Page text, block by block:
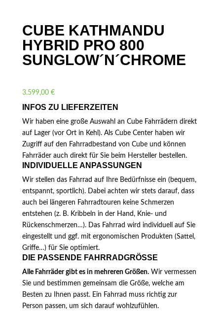
CUBE KATHMANDU
HYBRID PRO 800
SUNGLOW´N´CHROME
3.599,00 €
INFOS ZU LIEFERZEITEN
Wir haben eine große Auswahl an Cube Fahrrädern direkt
auf Lager (vor Ort in Kehl). Als Cube Center haben wir
Zugriff auf den Fahrradbestand von Cube und können
Fahrräder auch direkt für Sie beim Hersteller bestellen.
INDIVIDUELLE ANPASSUNGEN
Wir stellen das Fahrrad auf Ihre Bedürfnisse ein (bequem,
entspannt, sportlich). Dabei achten wir stets darauf, dass
auch bei längeren Fahrradtouren keine Schmerzen
entstehen (z. B. Kribbeln in der Hand, Knie- und
Rückenschmerzen…). Das Fahrrad wird individuell auf Sie
eingestellt und ggf. mit ergonomischen Produkten (Sattel,
Griffe…) für Sie optimiert.
DIE PASSENDE FAHRRADGRÖSSE
Alle Fahrräder gibt es in mehreren Größen.Wir vermessen
Sie und bestimmen gemeinsam die Größe, welche am
Besten zu Ihnen passt. Ein Fahrrad muss richtig zur
Person passen, um sich darauf wohlzufühlen.